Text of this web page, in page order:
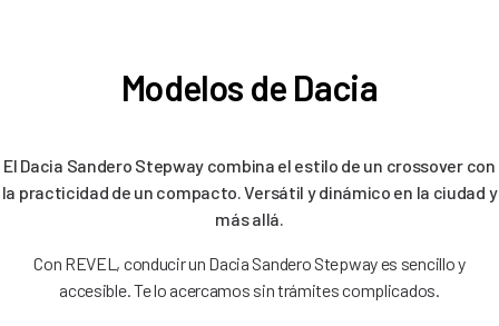
Modelos de Dacia
El Dacia Sandero Stepway combina el estilo de un crossover con
la practicidad de un compacto. Versátil y dinámico en la ciudad y
más allá.
Con REVEL, conducir un Dacia Sandero Stepway es sencillo y
accesible. Te lo acercamos sin trámites complicados.